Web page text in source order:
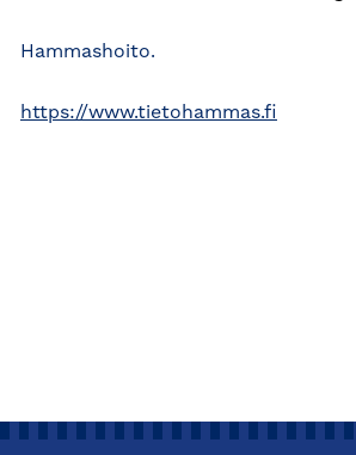
Hammashoito.
https://www.tietohammas.fi